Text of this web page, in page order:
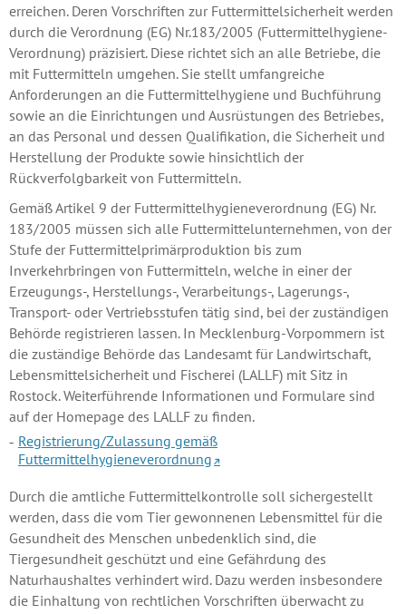
erreichen. Deren Vorschriften zur Futtermittelsicherheit werden
durch die Verordnung (EG) Nr.183/2005 (Futtermittelhygiene-
Verordnung) präzisiert. Diese richtet sich an alle Betriebe, die
mit Futtermitteln umgehen. Sie stellt umfangreiche
Anforderungen an die Futtermittelhygiene und Buchführung
sowie an die Einrichtungen und Ausrüstungen des Betriebes,
an das Personal und dessen Qualifikation, die Sicherheit und
Herstellung der Produkte sowie hinsichtlich der
Rückverfolgbarkeit von Futtermitteln.
Gemäß Artikel 9 der Futtermittelhygieneverordnung (EG) Nr.
183/2005 müssen sich alle Futtermittelunternehmen, von der
Stufe der Futtermittelprimärproduktion bis zum
Inverkehrbringen von Futtermitteln, welche in einer der
Erzeugungs-, Herstellungs-, Verarbeitungs-, Lagerungs-,
Transport- oder Vertriebsstufen tätig sind, bei der zuständigen
Behörde registrieren lassen. In Mecklenburg-Vorpommern ist
die zuständige Behörde das Landesamt für Landwirtschaft,
Lebensmittelsicherheit und Fischerei (LALLF) mit Sitz in
Rostock. Weiterführende Informationen und Formulare sind
auf der Homepage des LALLF zu finden.
Registrierung/Zulassung gemäß
Futtermittelhygieneverordnung
Durch die amtliche Futtermittelkontrolle soll sichergestellt
werden, dass die vom Tier gewonnenen Lebensmittel für die
Gesundheit des Menschen unbedenklich sind, die
Tiergesundheit geschützt und eine Gefährdung des
Naturhaushaltes verhindert wird. Dazu werden insbesondere
die Einhaltung von rechtlichen Vorschriften überwacht zu